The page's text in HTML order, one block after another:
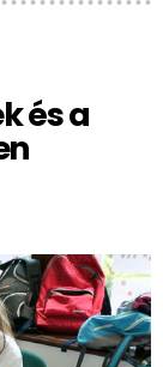
és a